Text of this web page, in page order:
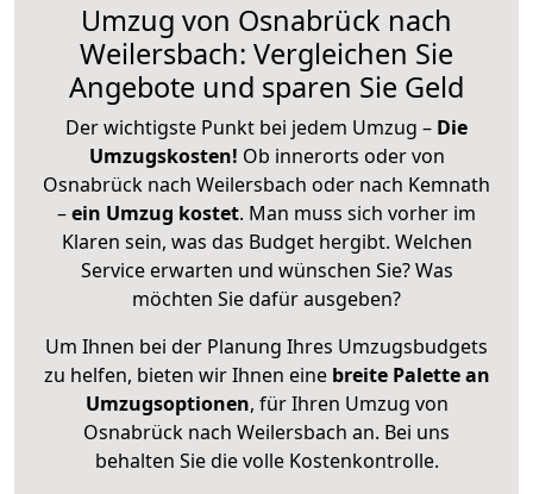
Umzug von Osnabrück nach
Weilersbach: Vergleichen Sie
Angebote und sparen Sie Geld
Der wichtigste Punkt bei jedem Umzug – Die
Umzugskosten! Ob innerorts oder von
Osnabrück nach Weilersbach oder nach Kemnath
–ein Umzug kostet. Man muss sich vorher im
Klaren sein, was das Budget hergibt. Welchen
Service erwarten und wünschen Sie? Was
möchten Sie dafür ausgeben?
Um Ihnen bei der Planung Ihres Umzugsbudgets
zu helfen, bieten wir Ihnen eine breite Palette an
Umzugsoptionen, für Ihren Umzug von
Osnabrück nach Weilersbach an. Bei uns
behalten Sie die volle Kostenkontrolle.